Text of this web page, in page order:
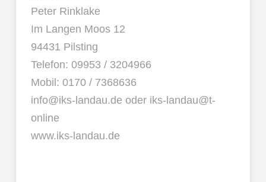
Peter Rinklake
Im Langen Moos 12
94431 Pilsting
Telefon: 09953 / 3204966
Mobil: 0170 / 7368636
info@iks-landau.de oder iks-landau@t-
online
www.iks-landau.de